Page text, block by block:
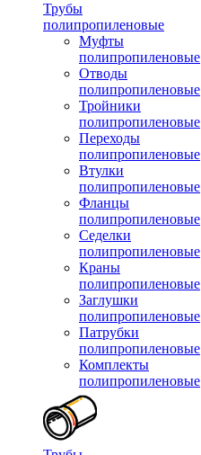
Трубы
полипропиленовые
Муфты
полипропиленовые
Отводы
полипропиленовые
Тройники
полипропиленовые
Переходы
полипропиленовые
Втулки
полипропиленовые
Фланцы
полипропиленовые
Седелки
полипропиленовые
Краны
полипропиленовые
Заглушки
полипропиленовые
Патрубки
полипропиленовые
Комплекты
полипропиленовые